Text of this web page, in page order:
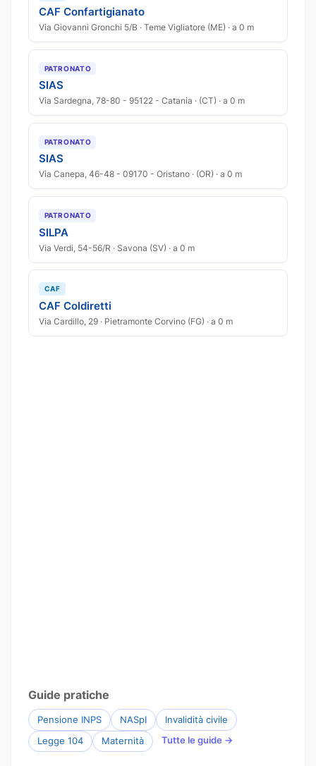
CAF Confartigianato
Via Giovanni Gronchi 5/B · Teme Vigliatore (ME) · a 0 m
PATRONATO
SIAS
Via Sardegna, 78-80 - 95122 - Catania · (CT) · a 0 m
PATRONATO
SIAS
Via Canepa, 46-48 - 09170 - Oristano · (OR) · a 0 m
PATRONATO
SILPA
Via Verdi, 54-56/R · Savona (SV) · a 0 m
CAF
CAF Coldiretti
Via Cardillo, 29 · Pietramonte Corvino (FG) · a 0 m
Guide pratiche
Pensione INPS NASpI
Invalidità civile
Legge 104
Maternità Tutte le guide →